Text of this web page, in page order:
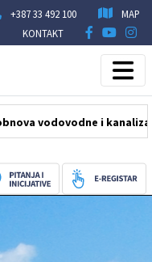
+387 33 492 100
MAP
KONTAKT
i kanalizacione